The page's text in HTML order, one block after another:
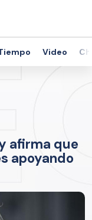
Video
afirma que
apoyando